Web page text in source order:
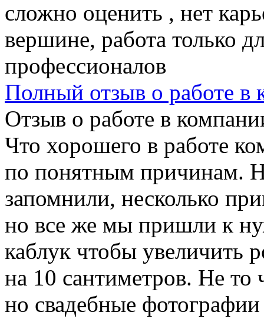
сложно оценить , нет
вершине, работа только
профессионалов
Полный отзыв о работе в
Отзыв о работе в
Что хорошего в работе
по понятным причинам.
запомнили, несколько
но все же мы пришли к
каблук чтобы увеличить
на 10 сантиметров. Не то
но свадебные